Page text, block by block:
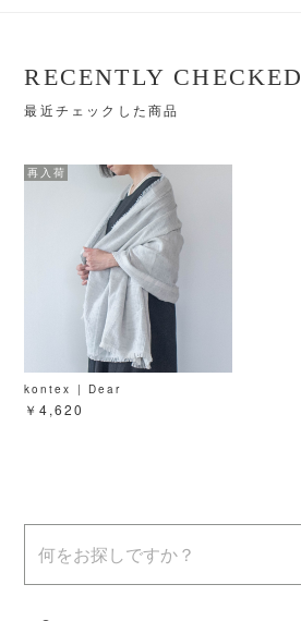
RECENTLY CHECKED
最近チェックした商品
kontex | Dear
￥4,620